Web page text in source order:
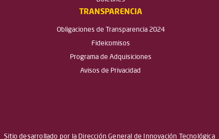
TRANSPARENCIA
Obligaciones de Transparencia 2024
Fideicomisos
Programa de Adquisiciones
Avisos de Privacidad
Sitio desarrollado por la Dirección General de Innovación Tecnológica